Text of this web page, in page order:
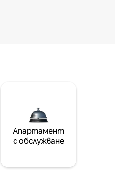
Апартамент
с обслужване